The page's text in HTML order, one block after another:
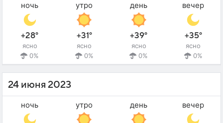
ночь
+28°
ясно
0%
утро
+31°
ясно
0%
день
+39°
ясно
0%
вечер
+35°
ясно
0%
24 июня 2023
ночь утро день вечер